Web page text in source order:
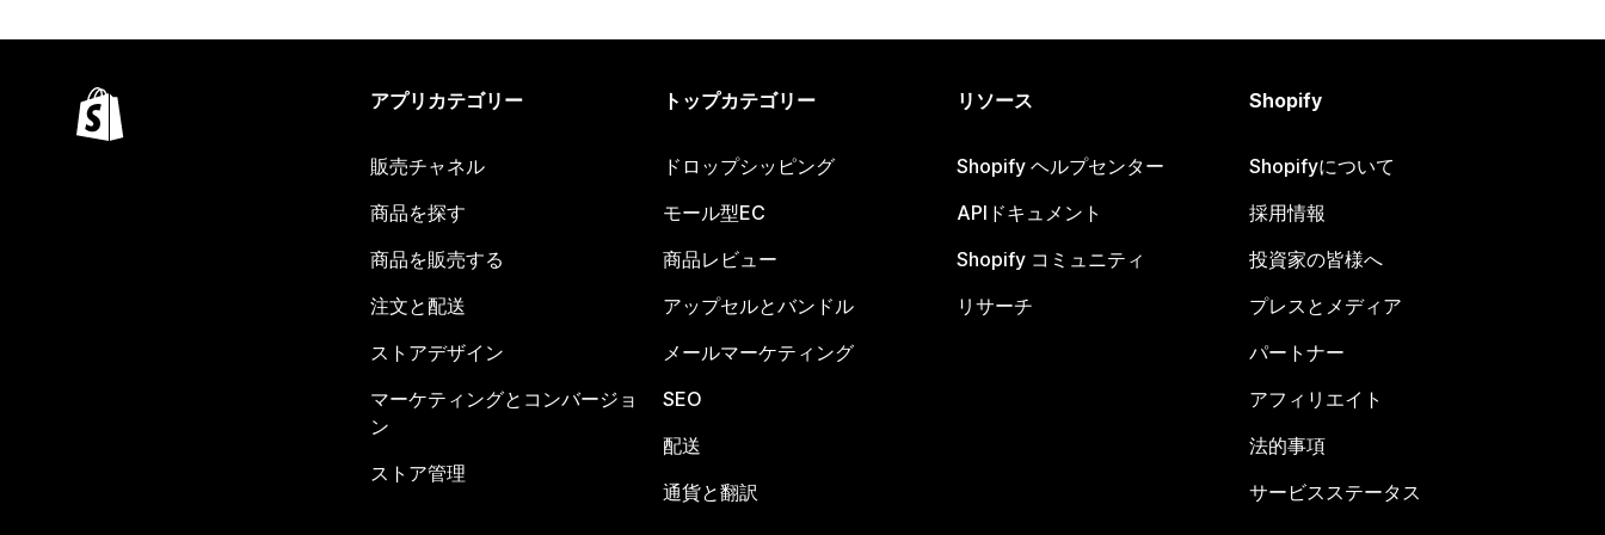
アプリカテゴリー
販売チャネル
商品を探す
商品を販売する
注文と配送
ストアデザイン
マーケティングとコンバージョ
ン
ストア管理
トップカテゴリー
ドロップシッピング
モール型EC
商品レビュー
アップセルとバンドル
メールマーケティング
SEO
配送
通貨と翻訳
リソース
Shopify ヘルプセンター
APIドキュメント
Shopify コミュニティ
リサーチ
Shopify
Shopifyについて
採用情報
投資家の皆様へ
プレスとメディア
パートナー
アフィリエイト
法的事項
サービスステータス